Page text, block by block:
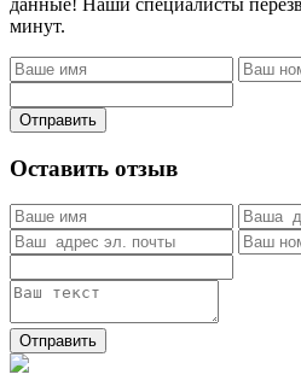
данные! Наши специалисты
минут.
Отправить
Оставить отзыв
Отправить